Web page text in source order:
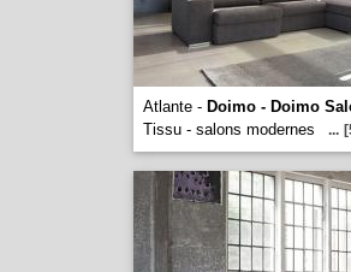
Atlante - Doimo - Doimo
Tissu - salons modernes
...